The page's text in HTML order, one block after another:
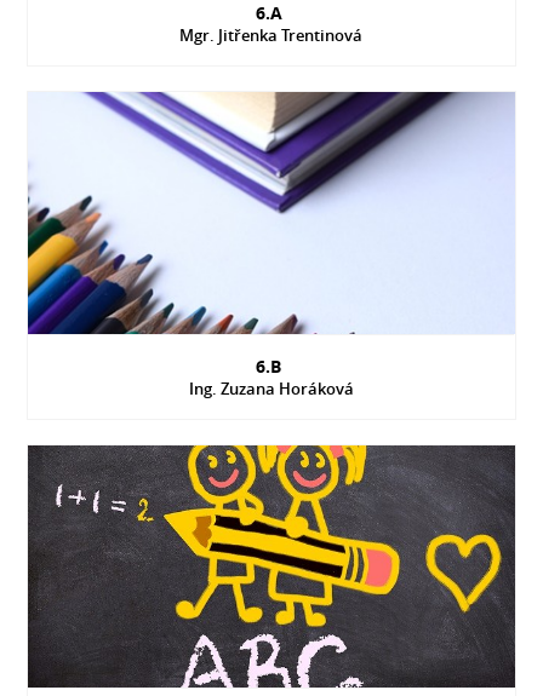
6.A
Mgr. Jitřenka Trentinová
6.B
Ing. Zuzana Horáková